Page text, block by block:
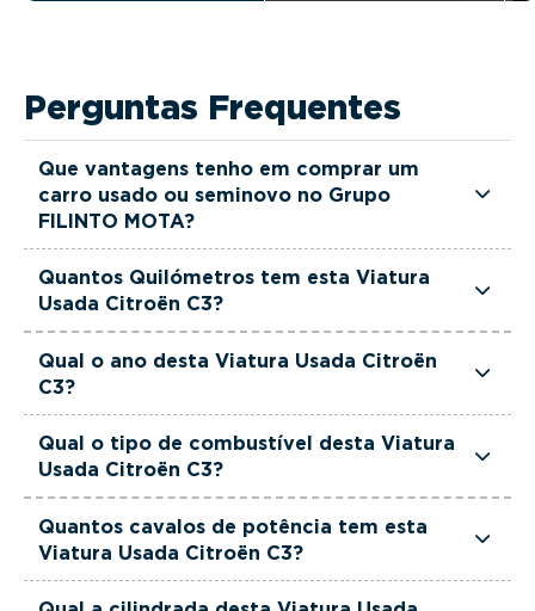
Perguntas Frequentes
Que vantagens tenho em comprar um
carro usado ou seminovo no Grupo
FILINTO MOTA?
FILINTO MOTA são rigorosamente selecionadas
quilómetros reais garantidos. Além disso, dispõe
de uma equipa de gestores comerciais dedicada,
pronta a ajudá-lo a encontrar a viatura que
melhor se adapta às suas necessidades e ao seu
orçamento.
Quantos Quilómetros tem esta Viatura
Usada Citroën C3?
120030 km.
Qual o ano desta Viatura Usada Citroën
C3?
Qual o tipo de combustível desta Viatura
Usada Citroën C3?
com uma motorização Diesel.
Quantos cavalos de potência tem esta
Viatura Usada Citroën C3?